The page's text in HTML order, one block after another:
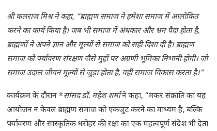
श्री कलराज मिश्र ने कहा, “ब्राह्मण समाज ने हमेशा समाज में आलोकित
करने का कार्य किया है। जब भी समाज में अंधकार और भ्रम पैदा होता है,
ब्राह्मणों ने अपने ज्ञान और मूल्यों से समाज को सही दिशा दी है। ब्राह्मण
समाज को पर्यावरण संरक्षण जैसे मुद्दों पर अग्रणी भूमिका निभानी होगी। जो
समाज उदात्त जीवन मूल्यों से जुड़ा होता है, वही समाज विकास करता है।”
कार्यक्रम के दौरान *सांसद डॉ. महेश शर्माने कहा, “मकर संक्रांति का यह
आयोजन न केवल ब्राह्मण समाज को एकजुट करने का माध्यम है, बल्कि
पर्यावरण और सांस्कृतिक धरोहर की रक्षा का एक महत्वपूर्ण संदेश भी देता